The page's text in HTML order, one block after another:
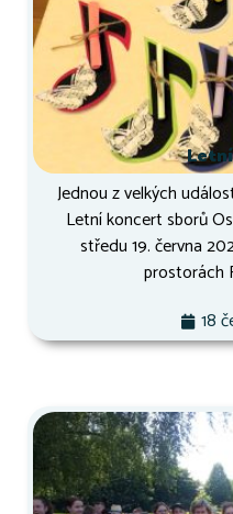
Jednou z velkých
Letní koncert sborů
středu 19. června
prostorách
18